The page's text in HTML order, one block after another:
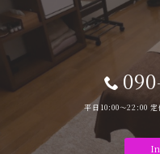
平日10:00〜22:00